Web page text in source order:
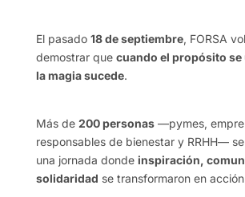
El pasado 18 de septiembre, FORSA
demostrar que cuando el propósito se
la magia sucede.
Más de 200 personas—pymes,
responsables de bienestar y RRHH—
una jornada donde inspiración,
solidaridad se transformaron en